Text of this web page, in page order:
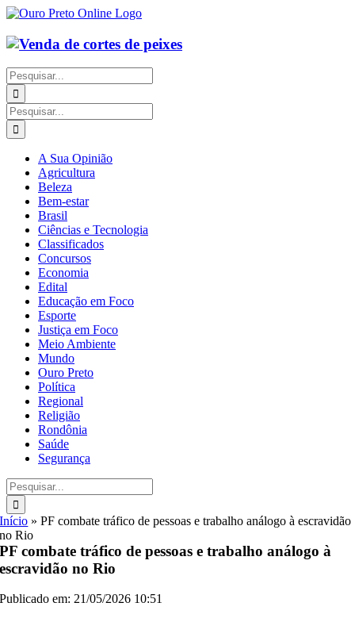
Ir
o
conteúdo
Buscar
resultados
para:
Buscar
resultados
para:
A Sua Opinião
Agricultura
Beleza
Bem-estar
Brasil
Ciências e Tecnologia
Classificados
Concursos
Economia
Edital
Educação em Foco
Esporte
Justiça em Foco
Meio Ambiente
Mundo
Ouro Preto
Política
Regional
Religião
Rondônia
Saúde
Segurança
Buscar
resultados
para:
Início »PF combate tráfico de pessoas e trabalho análogo à escravidão
no Rio
PF combate tráfico de pessoas e trabalho análogo à
escravidão no Rio
Publicado em: 21/05/2026 10:51